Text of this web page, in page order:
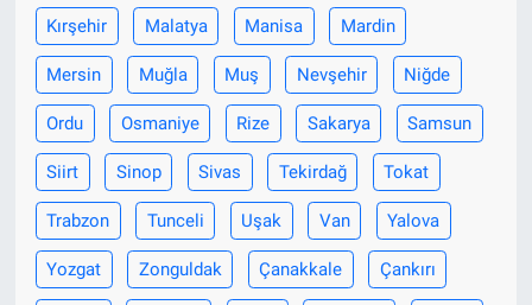
Kırşehir Malatya Manisa Mardin
Mersin Muğla Muş Nevşehir Niğde
Ordu Osmaniye Rize Sakarya Samsun
Siirt Sinop Sivas Tekirdağ Tokat
Trabzon Tunceli Uşak Van Yalova
Yozgat Zonguldak Çanakkale Çankırı